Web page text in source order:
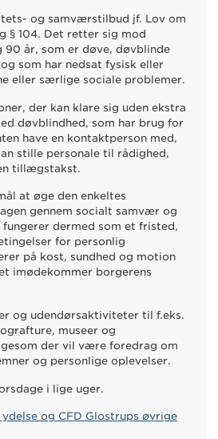
og samværstilbud jf. Lov om
§ 104. Det retter sig mod
90 år, som er døve, døvblinde
som har nedsat fysisk eller
eller særlige sociale problemer.
der kan klare sig uden ekstra
døvblindhed, som har brug for
have en kontaktperson med,
stille personale til rådighed,
tillægstakst.
at øge den enkeltes
gennem socialt samvær og
dermed som et fristed,
for personlig
på kost, sundhed og motion
imødekommer borgerens
og udendørsaktiviteter til f.eks.
museer og
der vil være foredrag om
og personlige oplevelser.
i lige uger.
og CFD Glostrups øvrige